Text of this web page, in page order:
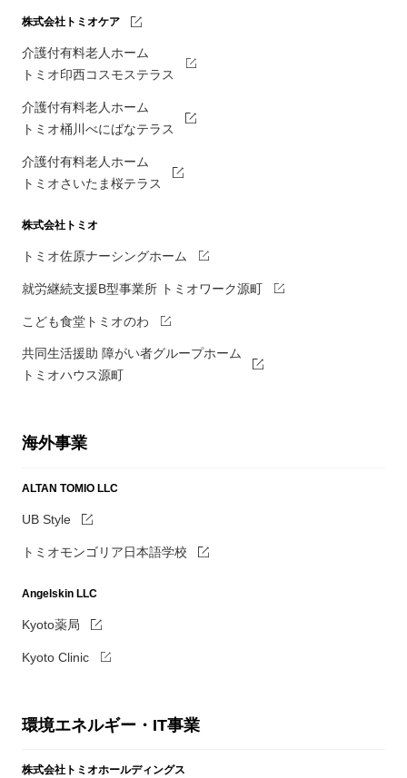
株式会社トミオケア
介護付有料老人ホーム
トミオ印西コスモステラス
介護付有料老人ホーム
トミオ桶川べにばなテラス
介護付有料老人ホーム
トミオさいたま桜テラス
株式会社トミオ
トミオ佐原ナーシングホーム
就労継続支援B型事業所 トミオワーク源町
こども食堂トミオのわ
共同生活援助 障がい者グループホーム
トミオハウス源町
海外事業
ALTAN TOMIO LLC
UB Style
トミオモンゴリア日本語学校
Angelskin LLC
Kyoto薬局
Kyoto Clinic
環境エネルギー・IT事業
株式会社トミオホールディングス